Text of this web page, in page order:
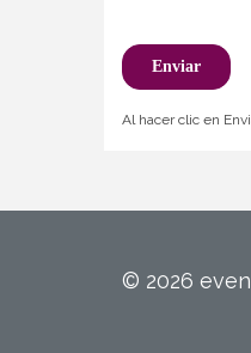
Al hacer clic en
© 2026